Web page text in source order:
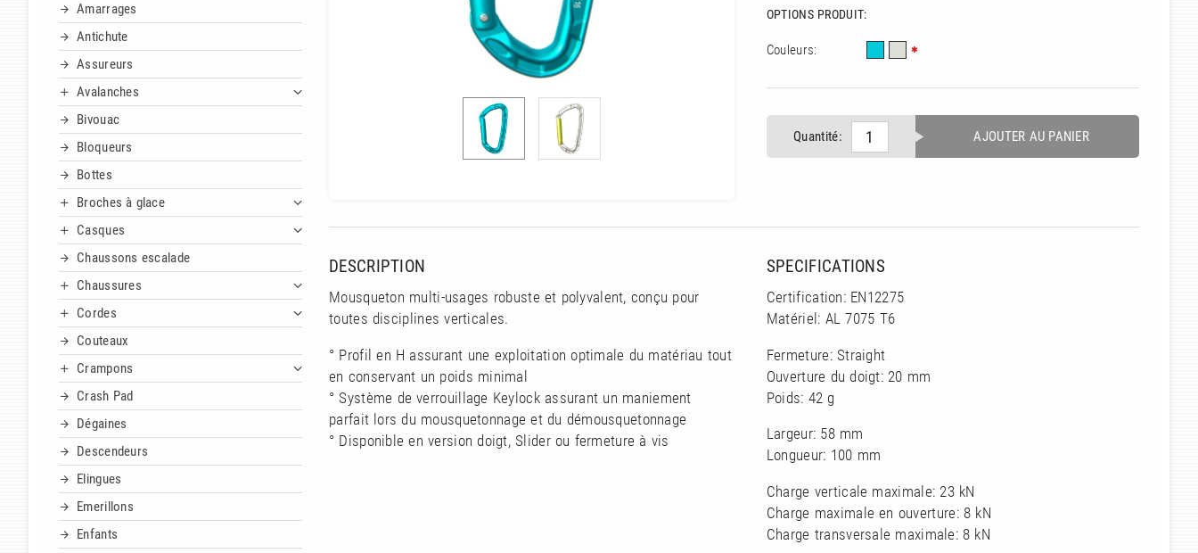
Amarrages
Antichute
Assureurs
Avalanches
Bivouac
Bloqueurs
Bottes
Broches à glace
Casques
Chaussons escalade
Chaussures
Cordes
Couteaux
Crampons
Crash Pad
Dégaines
Descendeurs
Elingues
Emerillons
Enfants
OPTIONS PRODUIT:
Couleurs:
Quantité: AJOUTER AU PANIER
DESCRIPTION
Mousqueton multi-usages robuste et polyvalent, conçu pour
toutes disciplines verticales.
° Profil en H assurant une exploitation optimale du matériau tout
en conservant un poids minimal
° Système de verrouillage Keylock assurant un maniement
parfait lors du mousquetonnage et du démousquetonnage
° Disponible en version doigt, Slider ou fermeture à vis
SPECIFICATIONS
Certification: EN12275
Matériel: AL 7075 T6
Fermeture: Straight
Ouverture du doigt: 20 mm
Poids: 42 g
Largeur: 58 mm
Longueur: 100 mm
Charge verticale maximale: 23 kN
Charge maximale en ouverture: 8 kN
Charge transversale maximale: 8 kN